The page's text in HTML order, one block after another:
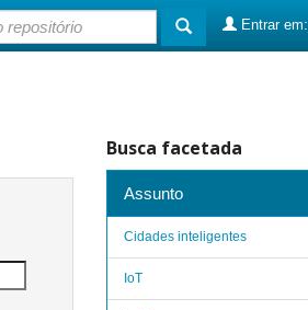
Entrar em:
Busca facetada
Assunto
Cidades inteligentes
IoT